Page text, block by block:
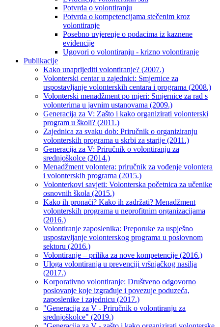
Potvrda o volontiranju
Potvrda o kompetencijama stečenim kroz
volontiranje
Posebno uvjerenje o podacima iz kaznene
evidencije
Ugovori o volontiranju - krizno volontiranje
Publikacije
Kako unaprijediti volontiranje? (2007.)
Volonterski centar u zajednici: Smjernice za
uspostavljanje volonterskih centara i programa (2008.)
Volonterski menadžment po mjeri: Smjernice za rad s
volonterima u javnim ustanovama (2009.)
Generacija za V: Zašto i kako organizirati volonterski
program u školi? (2011.)
Zajednica za svaku dob: Priručnik o organiziranju
volonterskih programa u skrbi za starije (2011.)
Generacija za V: Priručnik o volontiranju za
srednjoškolce (2014.)
Menadžment volontera: priručnik za vođenje volontera
i volonterskih programa (2015.)
Volonterkovi savjeti: Volonterska početnica za učenike
osnovnih škola (2015.)
Kako ih pronaći? Kako ih zadržati? Menadžment
volonterskih programa u neprofitnim organizacijama
(2016.)
Volontiranje zaposlenika: Preporuke za uspješno
uspostavljanje volonterskog programa u poslovnom
sektoru (2016.)
Volontiranje – prilika za nove kompetencije (2016.)
Uloga volontiranja u prevenciji vršnjačkog nasilja
(2017.)
Korporativno volontiranje: Društveno odgovorno
poslovanje koje izgrađuje i povezuje poduzeća,
zaposlenike i zajednicu (2017.)
"Generacija za V - Priručnik o volontiranju za
srednjoškolce" (2019.)